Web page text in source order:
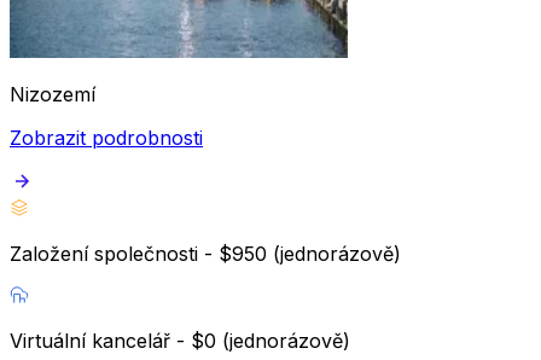
Nizozemí
Zobrazit podrobnosti
Založení společnosti - $950 (jednorázově)
Virtuální kancelář - $0 (jednorázově)